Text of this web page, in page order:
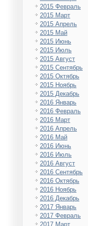
2015 Февраль
2015 Март
2015 Апрель
2015 Май
2015 Июнь
2015 Июль
2015 Август
2015 Сентябрь
2015 Октябрь
2015 Ноябрь
2015 Декабрь
2016 Январь
2016 Февраль
2016 Март
2016 Апрель
2016 Май
2016 Июнь
2016 Июль
2016 Август
2016 Сентябрь
2016 Октябрь
2016 Ноябрь
2016 Декабрь
2017 Январь
2017 Февраль
2017 Март